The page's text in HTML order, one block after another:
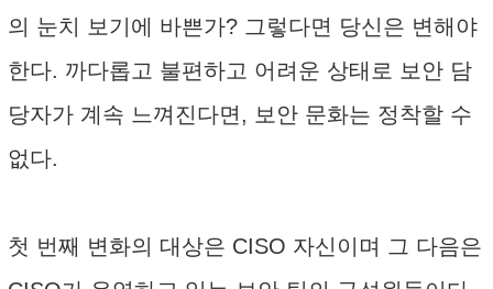
의 눈치 보기에 바쁜가? 그렇다면 당신은 변해야
한다. 까다롭고 불편하고 어려운 상태로 보안 담
당자가 계속 느껴진다면, 보안 문화는 정착할 수
없다.
첫 번째 변화의 대상은 CISO 자신이며 그 다음은